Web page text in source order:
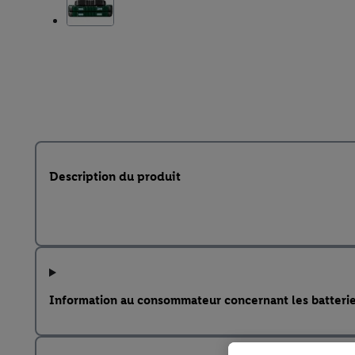
Description du produit
Information au consommateur concernant les